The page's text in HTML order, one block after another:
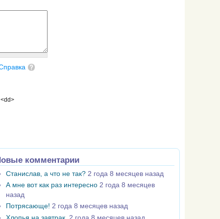
комментарии
Станислав, а что не так? 2 года 8 месяцев назад
А мне вот как раз интересно 2 года 8 месяцев
назад
Потрясающе! 2 года 8 месяцев назад